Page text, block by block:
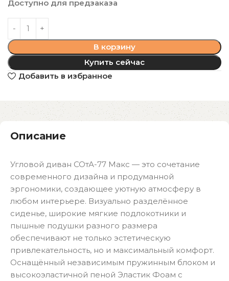
Доступно для предзаказа
В корзину
Купить сейчас
Добавить в избранное
Описание
Угловой диван СОтА-77 Макс — это сочетание
современного дизайна и продуманной
эргономики, создающее уютную атмосферу в
любом интерьере. Визуально разделённое
сиденье, широкие мягкие подлокотники и
пышные подушки разного размера
обеспечивают не только эстетическую
привлекательность, но и максимальный комфорт.​
Оснащённый независимым пружинным блоком и
высокоэластичной пеной Эластик Фоам с